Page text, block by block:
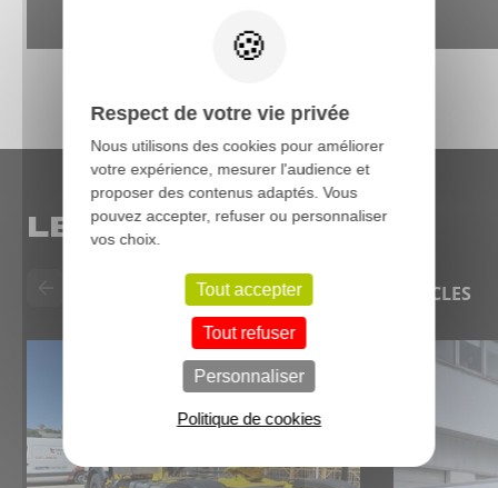
LE BLOG
TOUS LES ARTICLES
Respect de votre vie privée
Nous utilisons des cookies pour améliorer
votre expérience, mesurer l'audience et
proposer des contenus adaptés. Vous
pouvez accepter, refuser ou personnaliser
vos choix.
Tout accepter
Tout refuser
Personnaliser
Politique de cookies